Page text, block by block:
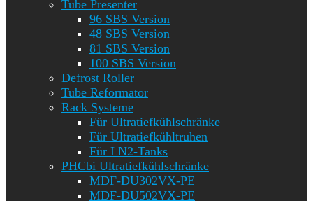
Tube Presenter
96 SBS Version
48 SBS Version
81 SBS Version
100 SBS Version
Defrost Roller
Tube Reformator
Rack Systeme
Für Ultratiefkühlschränke
Für Ultratiefkühltruhen
Für LN2-Tanks
PHCbi Ultratiefkühlschränke
MDF-DU302VX-PE
MDF-DU502VX-PE